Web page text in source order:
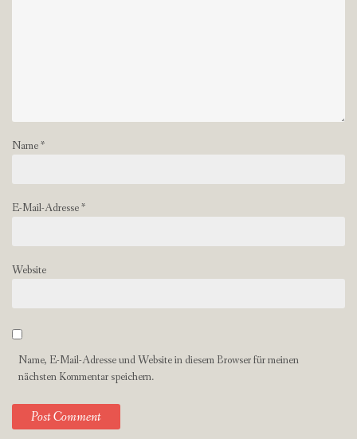
Name*
E-Mail-Adresse*
Website
Name, E-Mail-Adresse und Website in diesem Browser für meinen
nächsten Kommentar speichern.